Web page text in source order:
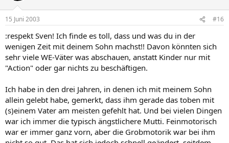
15 Juni 2003 #16
:respekt Sven! Ich finde es toll, dass und was du in der
wenigen Zeit mit deinem Sohn machst!! Davon könnten sich
sehr viele WE-Väter was abschauen, anstatt Kinder nur mit
"Action" oder gar nichts zu beschäftigen.
Ich habe in den drei Jahren, in denen ich mit meinem Sohn
allein gelebt habe, gemerkt, dass ihm gerade das toben mit
(s)einem Vater am meisten gefehlt hat. Und bei vielen Dingen
war ich immer die typisch ängstlichere Mutti. Feinmotorisch
war er immer ganz vorn, aber die Grobmotorik war bei ihm